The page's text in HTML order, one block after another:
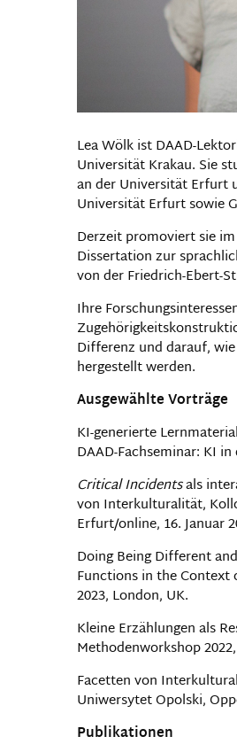
Lea Wölk ist DAAD-
Universität Krakau. Sie
an der Universität Erfurt
Universität Erfurt sowie
Derzeit promoviert sie
Dissertation zur
von der Friedrich-Ebert-
Ihre
Differenz und darauf,
hergestellt werden.
Ausgewählte Vorträge
KI-generierte
DAAD-Fachseminar: KI
Critical Incidentsals
von Interkulturalität,
Erfurt/online, 16. Januar
Doing Being Different
Functions in the Context
2023, London, UK.
Kleine Erzählungen als
Methodenworkshop
Facetten von
Uniwersytet Opolski,
Publikationen